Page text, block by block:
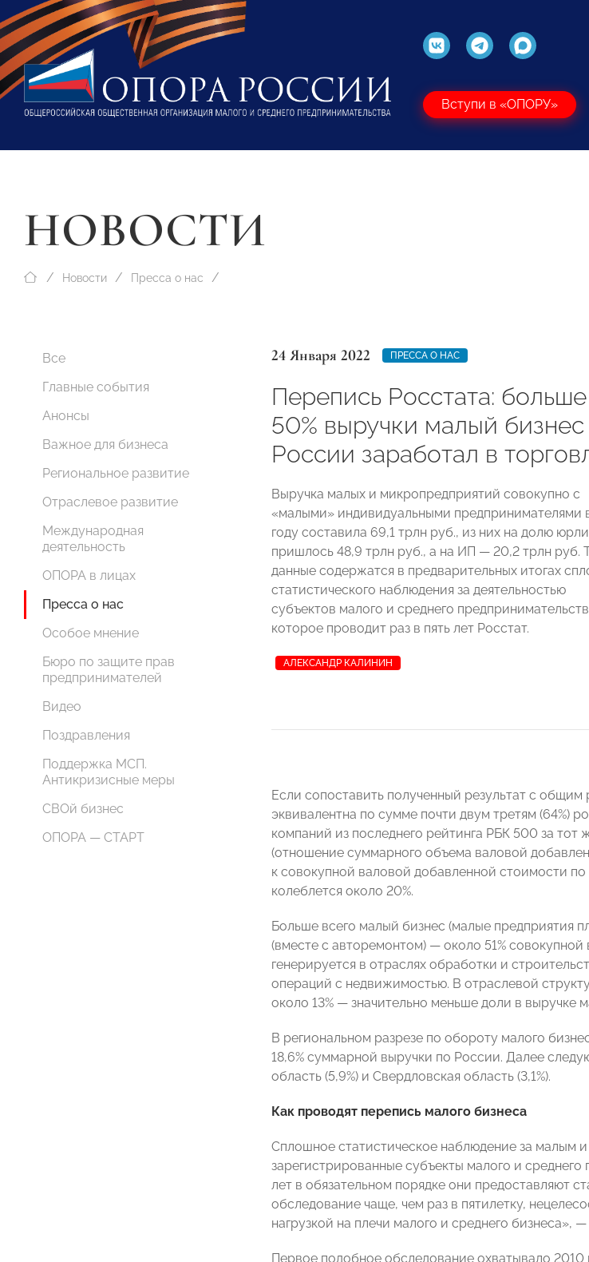
Вступи в «ОПОРУ»
НОВОСТИ
Новости Пресса о нас
Все
Главные события
Анонсы
Важное для бизнеса
Региональное развитие
Отраслевое развитие
Международная
деятельность
ОПОРА в лицах
Пресса о нас
Особое мнение
Бюро по защите прав
предпринимателей
Видео
Поздравления
Поддержка МСП.
Антикризисные меры
СВОй бизнес
ОПОРА — СТАРТ
24 Января 2022 ПРЕССА О НАС
Перепись Росстата: больше
50% выручки малый бизнес
России заработал в
Выручка малых и микропредприятий совокупно с
«малыми» индивидуальными предпринимателями
году составила 69,1 трлн руб., из них на долю
пришлось 48,9 трлн руб., а на ИП — 20,2 трлн руб.
данные содержатся в предварительных итогах
статистического наблюдения за деятельностью
субъектов малого и среднего
которое проводит раз в пять лет Росстат.
АЛЕКСАНДР КАЛИНИН
Если сопоставить полученный результат с
эквивалентна по сумме почти двум третям (64%)
компаний из последнего рейтинга РБК 500 за
(отношение суммарного объема валовой
к совокупной валовой добавленной стоимости
колеблется около 20%.
Больше всего малый бизнес (малые предприятия
(вместе с авторемонтом) — около 51%
генерируется в отраслях обработки и
операций с недвижимостью. В отраслевой
около 13% — значительно меньше доли в выручке
В региональном разрезе по обороту малого
18,6% суммарной выручки по России. Далее
область (5,9%) и Свердловская область (3,1%).
Как проводят перепись малого бизнеса
Сплошное статистическое наблюдение за малым
зарегистрированные субъекты малого и
лет в обязательном порядке они предоставляют
обследование чаще, чем раз в пятилетку,
нагрузкой на плечи малого и среднего бизнеса»,
Первое подобное обследование охватывало 2010